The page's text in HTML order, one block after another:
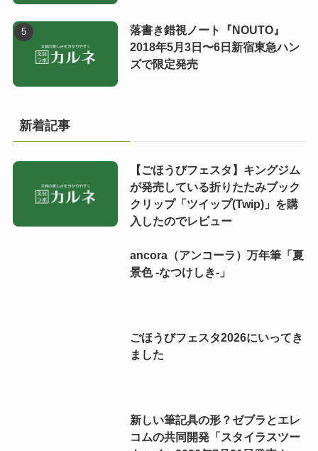
落書き錯視ノート『NOUTO』
2018年5月3日〜6日新宿東急ハン
ズで限定発売
新着記事
【ごほうびフェスタ】キングジム
が発売している折りたたみブック
クリップ「ツイップ(Twip)」を購
入したのでレビュー
ancora（アンコーラ）万年筆「夏
景色 -なつけしき-」
ごほうびフェスタ2026にいってき
ました
新しい筆記具の形？ゼブラとエレ
コムの共同開発「スタイラスツー